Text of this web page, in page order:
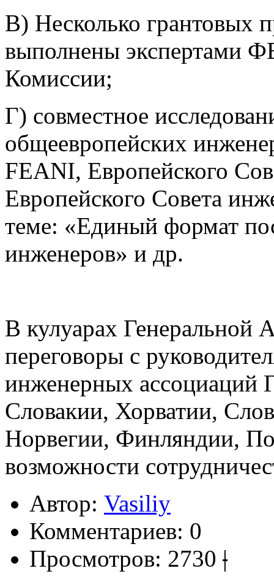
В) Несколько грантовых
выполнены экспертами
Комиссии;
Г) совместное
общеевропейских
FEANI, Европейского
Европейского Совета
теме: «Единый формат
инженеров» и др.
В кулуарах Генеральной
переговоры с
инженерных ассоциаций
Словакии, Хорватии,
Норвегии, Финляндии,
возможности
Автор: Vasiliy
Комментариев: 0
Просмотров: 2730 |